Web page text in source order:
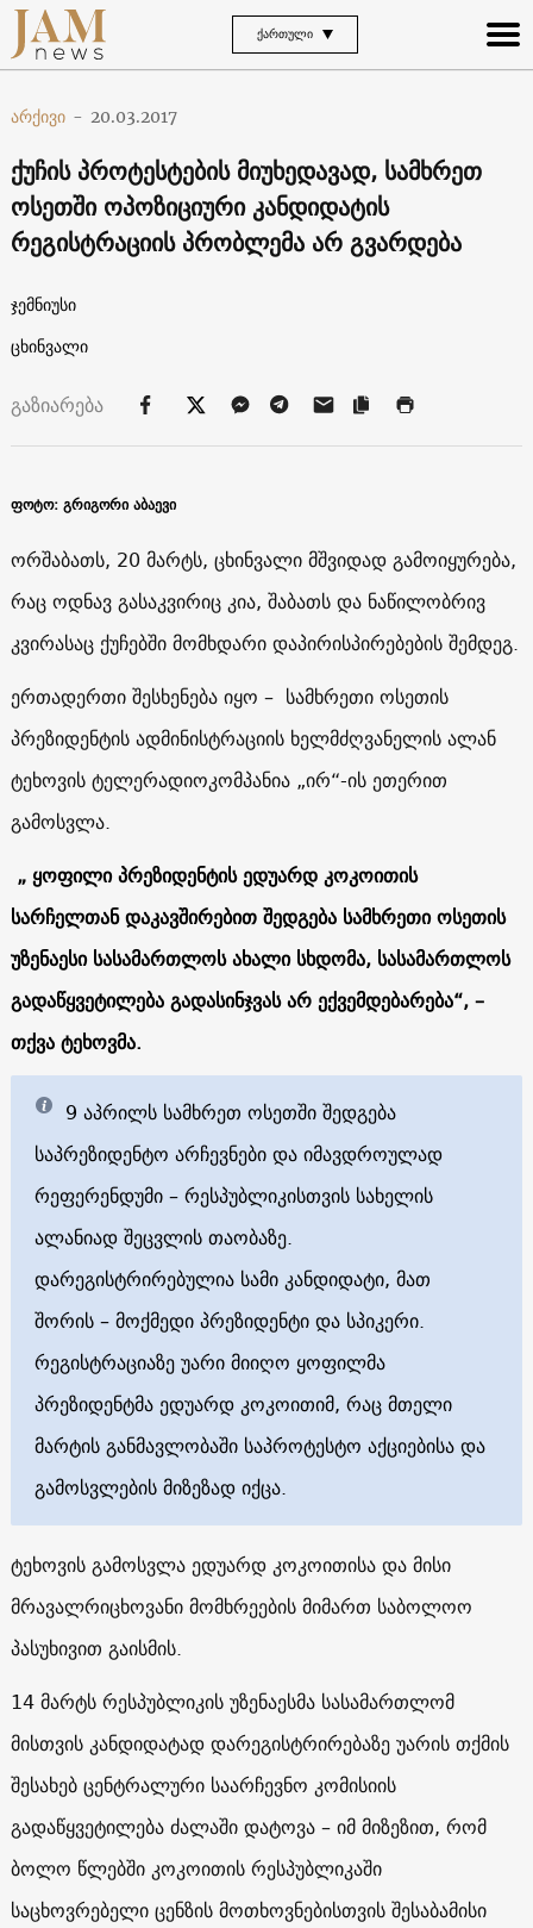
ᲥᲐᲠᲗᲣᲚᲘ
არქივი - 20.03.2017
ქუჩის პროტესტების მიუხედავად, სამხრეთ
ოსეთში ოპოზიციური კანდიდატის
რეგისტრაციის პრობლემა არ გვარდება
ჯემნიუსი
ცხინვალი
გაზიარება
ფოტო: გრიგორი აბაევი
ორშაბათს, 20 მარტს, ცხინვალი მშვიდად გამოიყურება,
რაც ოდნავ გასაკვირიც კია, შაბათს და ნაწილობრივ
კვირასაც ქუჩებში მომხდარი დაპირისპირებების შემდეგ.
ერთადერთი შესხენება იყო – სამხრეთი ოსეთის
პრეზიდენტის ადმინისტრაციის ხელმძღვანელის ალან
ტეხოვის ტელერადიოკომპანია „ირ“-ის ეთერით
გამოსვლა.
„ ყოფილი პრეზიდენტის ედუარდ კოკოითის
სარჩელთან დაკავშირებით შედგება სამხრეთი ოსეთის
უზენაესი სასამართლოს ახალი სხდომა, სასამართლოს
გადაწყვეტილება გადასინჯვას არ ექვემდებარება“, –
თქვა ტეხოვმა.
9 აპრილს სამხრეთ ოსეთში შედგება
საპრეზიდენტო არჩევნები და იმავდროულად
რეფერენდუმი – რესპუბლიკისთვის სახელის
ალანიად შეცვლის თაობაზე.
დარეგისტრირებულია სამი კანდიდატი, მათ
შორის – მოქმედი პრეზიდენტი და სპიკერი.
რეგისტრაციაზე უარი მიიღო ყოფილმა
პრეზიდენტმა ედუარდ კოკოითიმ, რაც მთელი
მარტის განმავლობაში საპროტესტო აქციებისა და
გამოსვლების მიზეზად იქცა.
ტეხოვის გამოსვლა ედუარდ კოკოითისა და მისი
მრავალრიცხოვანი მომხრეების მიმართ საბოლოო
პასუხივით გაისმის.
14 მარტს რესპუბლიკის უზენაესმა სასამართლომ
მისთვის კანდიდატად დარეგისტრირებაზე უარის თქმის
შესახებ ცენტრალური საარჩევნო კომისიის
გადაწყვეტილება ძალაში დატოვა – იმ მიზეზით, რომ
ბოლო წლებში კოკოითის რესპუბლიკაში
საცხოვრებელი ცენზის მოთხოვნებისთვის შესაბამისი